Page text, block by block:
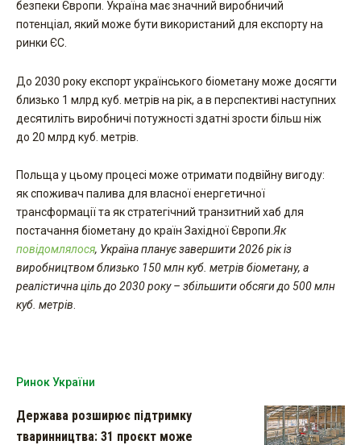
безпеки Європи. Україна має значний виробничий
потенціал, який може бути використаний для експорту на
ринки ЄС.
До 2030 року експорт українського біометану може досягти
близько 1 млрд куб. метрів на рік, а в перспективі наступних
десятиліть виробничі потужності здатні зрости більш ніж
до 20 млрд куб. метрів.
Польща у цьому процесі може отримати подвійну вигоду:
як споживач палива для власної енергетичної
трансформації та як стратегічний транзитний хаб для
постачання біометану до країн Західної Європи. Як
повідомлялося, Україна планує завершити 2026 рік із
виробництвом близько 150 млн куб. метрів біометану, а
реалістична ціль до 2030 року – збільшити обсяги до 500 млн
куб. метрів
Ринок України
Держава розширює підтримку
тваринництва: 31 проєкт може